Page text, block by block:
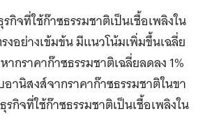
กิจที่ใช้ก๊าซธรรมชาติเป็นเชื้อเพลิงใน
งอย่างเข้มข้น มีแนวโน้มเพิ่มขึ้นเฉลี่ย
ากราคาก๊าซธรรมชาติเฉลี่ยลดลง 1%
านิสงส์จากราคาก๊าซธรรมชาติในขา
กิจที่ใช้ก๊าซธรรมชาติเป็นเชื้อเพลิงใน